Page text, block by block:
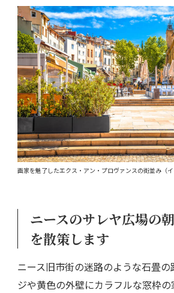
画家を魅了したエクス・アン・プロヴァンスの街並み
ニースのサレヤ広場の
を散策します
ニース旧市街の迷路のような石畳
ジや黄色の外壁にカラフルな窓枠の